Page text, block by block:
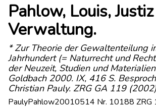
Pahlow, Louis,
Verwaltung.
* Zur Theorie der Gewaltenteilung
Jahrhundert (= Naturrecht und
der Neuzeit, Studien und
Goldbach 2000. IX, 416 S.
Christian Pauly. ZRG GA 119
PaulyPahlow20010514 Nr. 10188